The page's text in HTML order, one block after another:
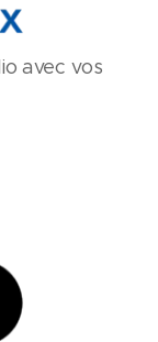
avec vos